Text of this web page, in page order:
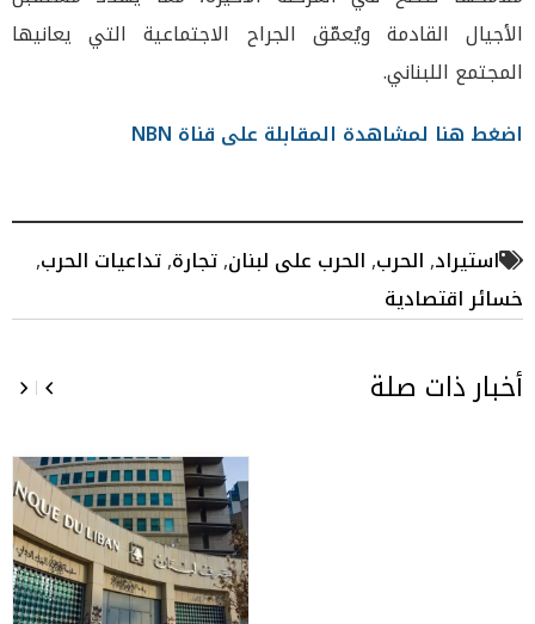
الأجيال القادمة ويُعمّق الجراح الاجتماعية التي يعانيها
المجتمع اللبناني.
اضغط هنا لمشاهدة المقابلة على قناة NBN
استيراد,الحرب,الحرب على لبنان,تجارة,تداعيات الحرب,
خسائر اقتصادية
أخبار ذات صلة